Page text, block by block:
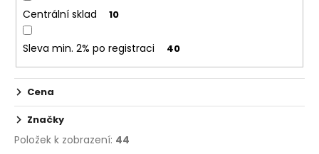
Centrální sklad 10
Sleva min. 2% po registraci 40
Cena
Značky
Položek k zobrazení: 44
u
m
e
OXVA
XLIM
TOP